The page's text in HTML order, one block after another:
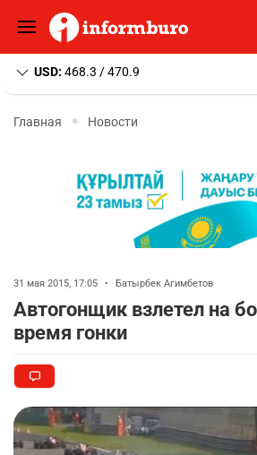
USD: 468.3 / 470.9
Главная Новости
31 мая 2015, 17:05 • Батырбек Агимбетов
Автогонщик взлетел на
время гонки